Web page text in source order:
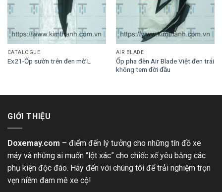
CATALOGUE
Ex21-Ốp sườn trên đen mờ L
AIR BLADE
Ốp pha đèn Air Blade Việt đen trái
không tem đời đầu
GIỚI THIỆU
Doxemay.com – điểm đến lý tưởng cho những tín đồ xe
máy và những ai muốn “lột xác” cho chiếc xế yêu bằng các
phụ kiện độc đáo. Hãy đến với chúng tôi để trải nghiệm trọn
vẹn niềm đam mê xe cộ!